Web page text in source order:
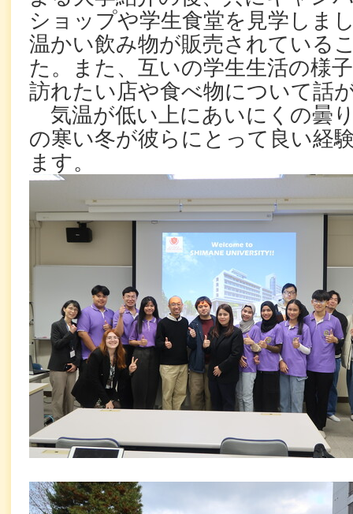
ショップや学生食堂を見学しま
温かい飲み物が販売されている
た。また、互いの学生生活の様
訪れたい店や食べ物について話
気温が低い上にあいにくの曇
の寒い冬が彼らにとって良い経
ます。